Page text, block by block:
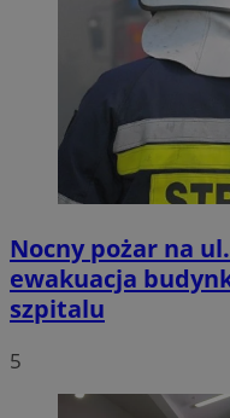
Nocny pożar na
ewakuacja
szpitalu
5